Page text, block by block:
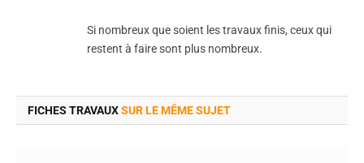
Si nombreux que soient les travaux finis, ceux qui
restent à faire sont plus nombreux.
FICHES TRAVAUXSUR LE MÊME SUJET